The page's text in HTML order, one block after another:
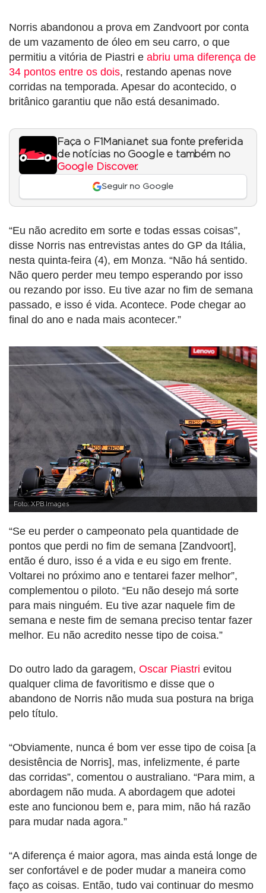
Norris abandonou a prova em Zandvoort por conta
de um vazamento de óleo em seu carro, o que
permitiu a vitória de Piastri e abriu uma diferença de
34 pontos entre os dois, restando apenas nove
corridas na temporada. Apesar do acontecido, o
britânico garantiu que não está desanimado.
Faça o F1Mania.net sua fonte preferida
de notícias no Google e também no
Google Discover.
Seguir no Google
“Eu não acredito em sorte e todas essas coisas”,
disse Norris nas entrevistas antes do GP da Itália,
nesta quinta-feira (4), em Monza. “Não há sentido.
Não quero perder meu tempo esperando por isso
ou rezando por isso. Eu tive azar no fim de semana
passado, e isso é vida. Acontece. Pode chegar ao
final do ano e nada mais acontecer.”
Foto: XPB Images
“Se eu perder o campeonato pela quantidade de
pontos que perdi no fim de semana [Zandvoort],
então é duro, isso é a vida e eu sigo em frente.
Voltarei no próximo ano e tentarei fazer melhor”,
complementou o piloto. “Eu não desejo má sorte
para mais ninguém. Eu tive azar naquele fim de
semana e neste fim de semana preciso tentar fazer
melhor. Eu não acredito nesse tipo de coisa.”
Do outro lado da garagem, Oscar Piastri evitou
qualquer clima de favoritismo e disse que o
abandono de Norris não muda sua postura na briga
pelo título.
“Obviamente, nunca é bom ver esse tipo de coisa [a
desistência de Norris], mas, infelizmente, é parte
das corridas”, comentou o australiano. “Para mim, a
abordagem não muda. A abordagem que adotei
este ano funcionou bem e, para mim, não há razão
para mudar nada agora.”
“A diferença é maior agora, mas ainda está longe de
ser confortável e de poder mudar a maneira como
faço as coisas. Então, tudo vai continuar do mesmo